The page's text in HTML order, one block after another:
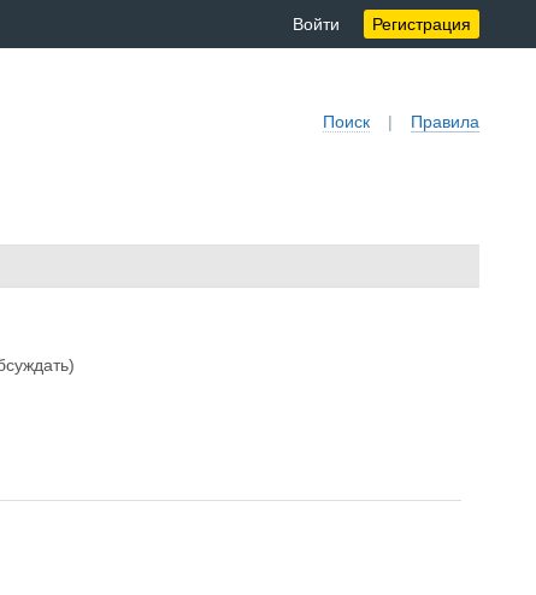
Войти Регистрация
Поиск | Правила